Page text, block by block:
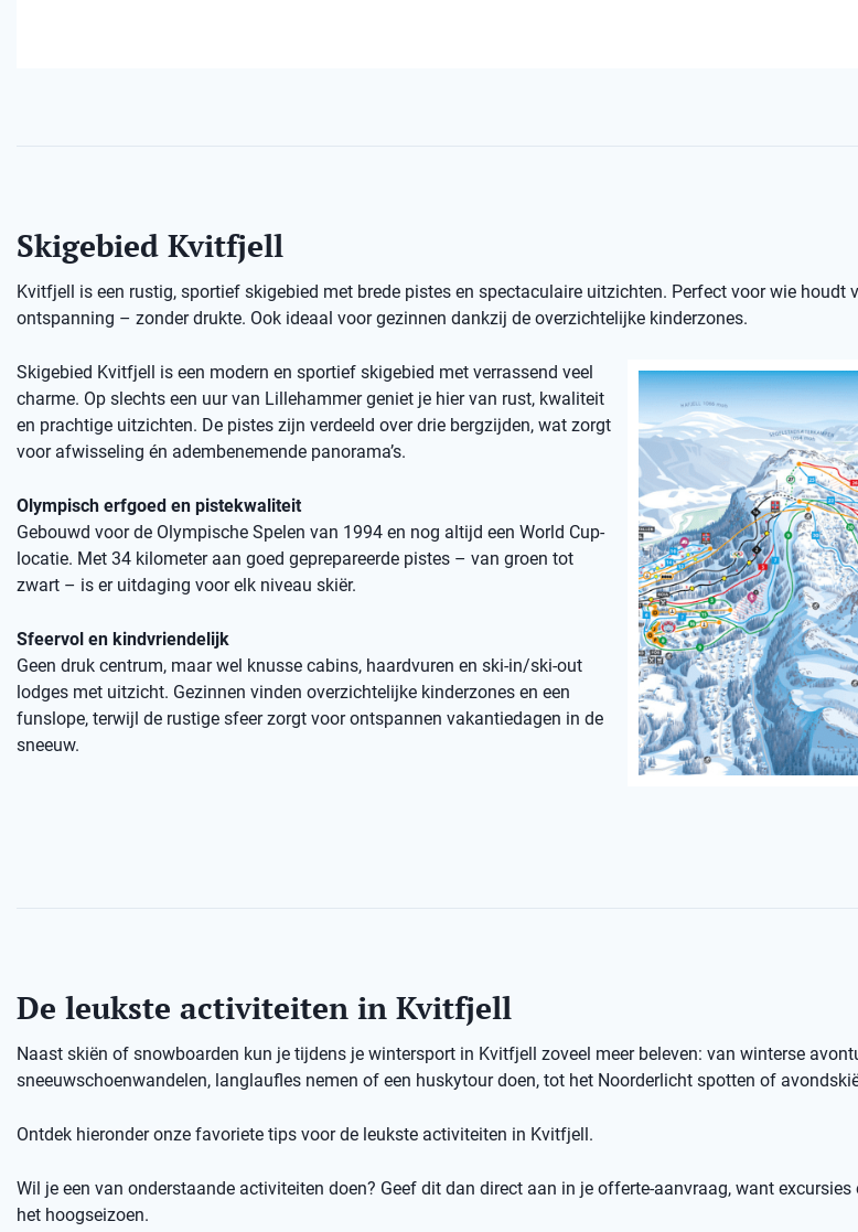
Skigebied Kvitfjell
Kvitfjell is een rustig, sportief skigebied met brede pistes en spectaculaire uitzichten. Perfect voor wie houdt
ontspanning – zonder drukte. Ook ideaal voor gezinnen dankzij de overzichtelijke kinderzones.
Skigebied Kvitfjell is een modern en sportief skigebied met verrassend veel
charme. Op slechts een uur van Lillehammer geniet je hier van rust, kwaliteit
en prachtige uitzichten. De pistes zijn verdeeld over drie bergzijden, wat zorgt
voor afwisseling én adembenemende panorama’s.
Olympisch erfgoed en pistekwaliteit
Gebouwd voor de Olympische Spelen van 1994 en nog altijd een World Cup-
locatie. Met 34 kilometer aan goed geprepareerde pistes – van groen tot
zwart – is er uitdaging voor elk niveau skiër.
Sfeervol en kindvriendelijk
Geen druk centrum, maar wel knusse cabins, haardvuren en ski-in/ski-out
lodges met uitzicht. Gezinnen vinden overzichtelijke kinderzones en een
funslope, terwijl de rustige sfeer zorgt voor ontspannen vakantiedagen in de
sneeuw.
De leukste activiteiten in Kvitfjell
Naast skiën of snowboarden kun je tijdens je wintersport in Kvitfjell zoveel meer beleven: van winterse
sneeuwschoenwandelen, langlaufles nemen of een huskytour doen, tot het Noorderlicht spotten of
Ontdek hieronder onze favoriete tips voor de leukste activiteiten in Kvitfjell.
Wil je een van onderstaande activiteiten doen? Geef dit dan direct aan in je offerte-aanvraag, want
het hoogseizoen.